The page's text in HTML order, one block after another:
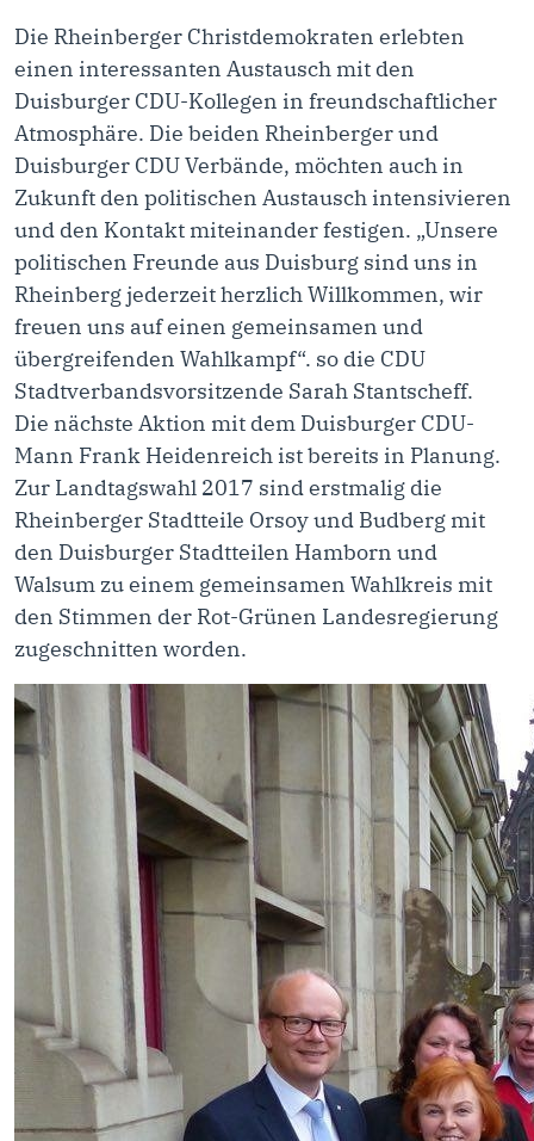
Die Rheinberger Christdemokraten erlebten
einen interessanten Austausch mit den
Duisburger CDU-Kollegen in freundschaftlicher
Atmosphäre. Die beiden Rheinberger und
Duisburger CDU Verbände, möchten auch in
Zukunft den politischen Austausch intensivieren
und den Kontakt miteinander festigen. „Unsere
politischen Freunde aus Duisburg sind uns in
Rheinberg jederzeit herzlich Willkommen, wir
freuen uns auf einen gemeinsamen und
übergreifenden Wahlkampf“. so die CDU
Stadtverbandsvorsitzende Sarah Stantscheff.
Die nächste Aktion mit dem Duisburger CDU-
Mann Frank Heidenreich ist bereits in Planung.
Zur Landtagswahl 2017 sind erstmalig die
Rheinberger Stadtteile Orsoy und Budberg mit
den Duisburger Stadtteilen Hamborn und
Walsum zu einem gemeinsamen Wahlkreis mit
den Stimmen der Rot-Grünen Landesregierung
zugeschnitten worden.